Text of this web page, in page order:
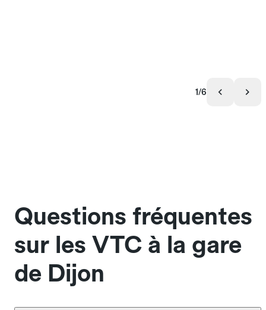
1/6
Questions fréquentes
sur les VTC à la gare
de Dijon